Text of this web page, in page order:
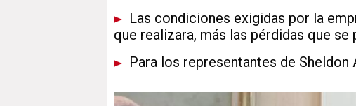
Las condiciones exigidas por la
que realizara, más las pérdidas que
Para los representantes de